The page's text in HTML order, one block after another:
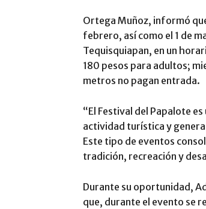
Ortega Muñoz, informó
febrero, así como el 1 de
Tequisquiapan, en un
180 pesos para adultos;
metros no pagan entrada.
“El Festival del Papalote
actividad turística y
Este tipo de eventos
tradición, recreación y
Durante su oportunidad,
que, durante el evento se